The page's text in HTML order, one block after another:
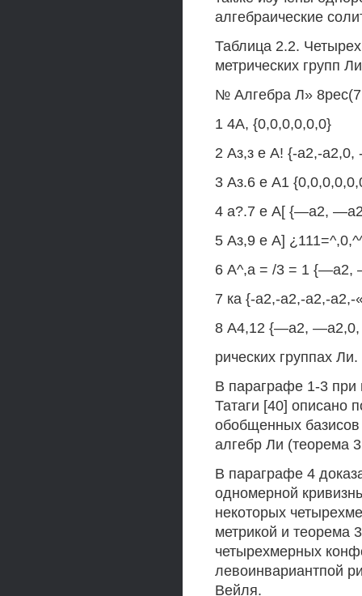
алгебраические
Таблица 2.2.
метрических групп
№ Алгебра Л»
1 4А, {0,0,0,0,0,0}
2 Аз,з е А! {-а2,-а2,0,
3 Аз.6 е А1
4 а?.7 е А[ {—а2,
5 Аз,9 е А]
6 А^,а = /3 = 1
7 ка {-а2,-а2,-а2,-а2,-
8 А4,12 {—а2, —а2,0,
рических группах Ли.
В параграфе 1-3
Татаги [40] описано
обобщенных
алгебр Ли (теорема
В параграфе 4
одномерной
некоторых
метрикой и теорема
четырехмерных
левоинвариантпой
Вейля.